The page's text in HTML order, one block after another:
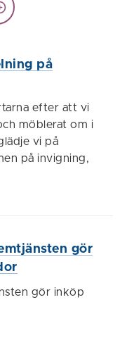
på
efter att vi
möblerat om i
vi på
på invigning,
gör
gör inköp